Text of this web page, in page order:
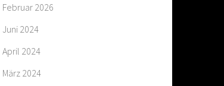
Februar 2026
Juni 2024
April 2024
März 2024